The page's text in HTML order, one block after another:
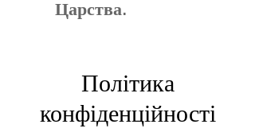
Царства.
Політика
конфіденційності